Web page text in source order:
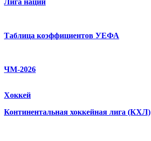
Лига наций
Таблица коэффициентов УЕФА
ЧМ-2026
Хоккей
Континентальная хоккейная лига (КХЛ)